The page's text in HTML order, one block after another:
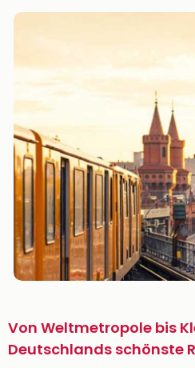
Von Weltmetropole bis
Deutschlands schönste